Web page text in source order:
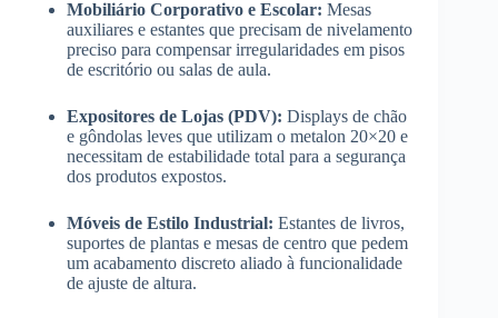
Mobiliário Corporativo e Escolar: Mesas
auxiliares e estantes que precisam de nivelamento
preciso para compensar irregularidades em pisos
de escritório ou salas de aula.
Expositores de Lojas (PDV): Displays de chão
e gôndolas leves que utilizam o metalon 20×20 e
necessitam de estabilidade total para a segurança
dos produtos expostos.
Móveis de Estilo Industrial: Estantes de livros,
suportes de plantas e mesas de centro que pedem
um acabamento discreto aliado à funcionalidade
de ajuste de altura.